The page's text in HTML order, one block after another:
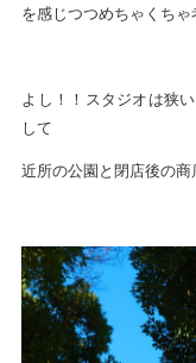
を感じつつめちゃくちゃ
よし！！スタジオは狭
して
近所の公園と閉店後の商